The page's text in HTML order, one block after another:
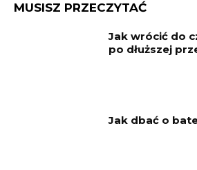
MUSISZ PRZECZYTAĆ
Jak wrócić do
po dłuższej
Jak dbać o